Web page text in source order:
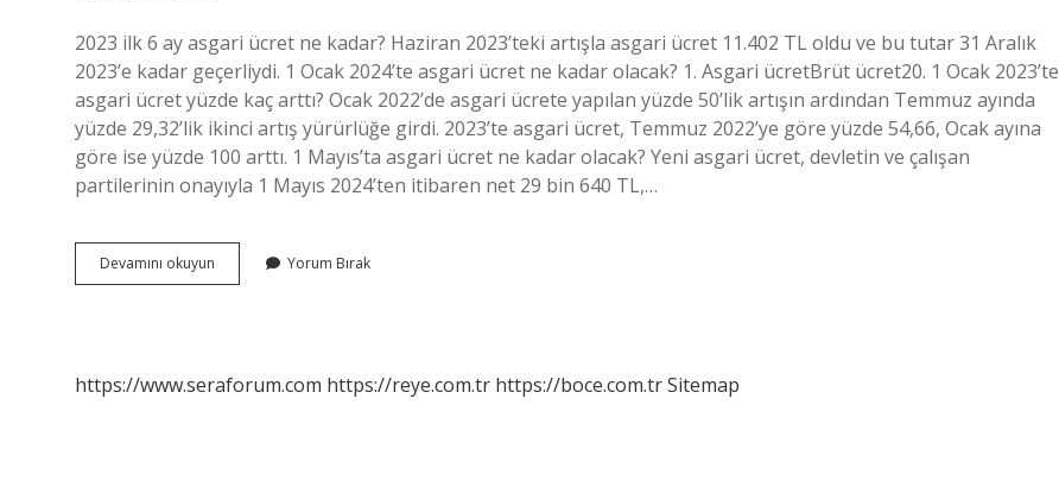
2023 ilk 6 ay asgari ücret ne kadar? Haziran 2023’teki artışla asgari ücret 11.402 TL oldu ve bu tutar 31 Aralık
2023’e kadar geçerliydi. 1 Ocak 2024’te asgari ücret ne kadar olacak? 1. Asgari ücretBrüt ücret20. 1 Ocak 2023’te
asgari ücret yüzde kaç arttı? Ocak 2022’de asgari ücrete yapılan yüzde 50’lik artışın ardından Temmuz ayında
yüzde 29,32’lik ikinci artış yürürlüğe girdi. 2023’te asgari ücret, Temmuz 2022’ye göre yüzde 54,66, Ocak ayına
göre ise yüzde 100 arttı. 1 Mayıs’ta asgari ücret ne kadar olacak? Yeni asgari ücret, devletin ve çalışan
partilerinin onayıyla 1 Mayıs 2024’ten itibaren net 29 bin 640 TL,…
Devamını okuyun
Nisan
Kadar
Yorum Bırak
https://www.seraforum.com https://reye.com.tr https://boce.com.trSitemap